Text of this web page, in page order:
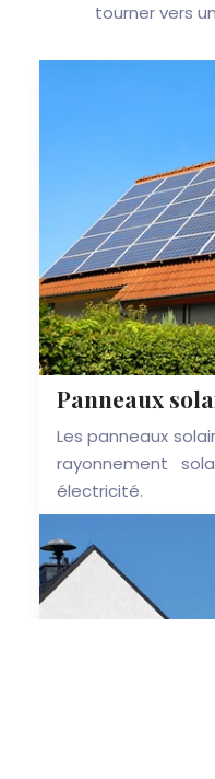
tourner vers
Panneaux
Les panneaux
rayonnement
électricité.